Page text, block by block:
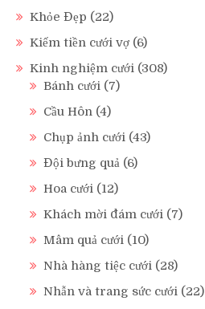
Khỏe Đẹp (22)
Kiếm tiền cưới vợ (6)
Kinh nghiệm cưới (308)
Bánh cưới (7)
Cầu Hôn (4)
Chụp ảnh cưới (43)
Đội bưng quả (6)
Hoa cưới (12)
Khách mời đám cưới (7)
Mâm quả cưới (10)
Nhà hàng tiệc cưới (28)
Nhẫn và trang sức cưới (22)